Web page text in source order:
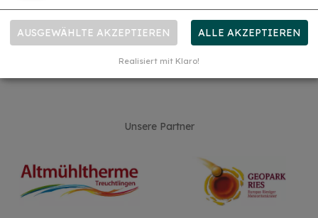
09142 960377
Unsere Partner
AUSGEWÄHLTE AKZEPTIEREN ALLE AKZEPTIEREN
Realisiert mit Klaro!